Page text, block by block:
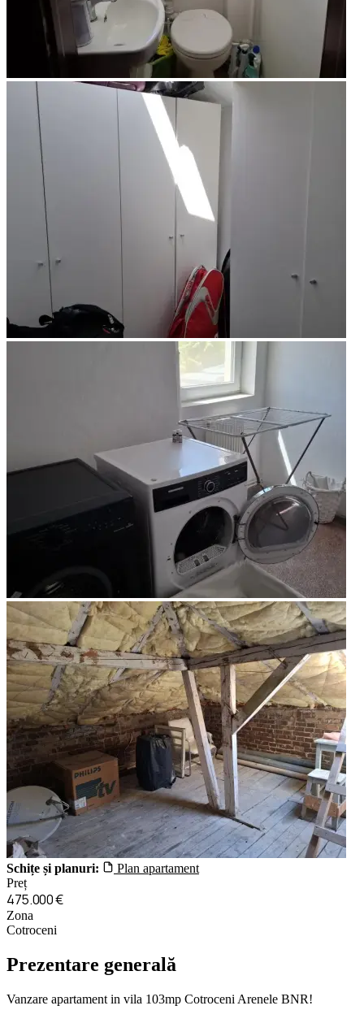
Schițe și planuri:
Plan apartament
Preț
475.000 €
Zona
Cotroceni
Prezentare generală
Vanzare apartament in vila 103mp Cotroceni Arenele BNR!